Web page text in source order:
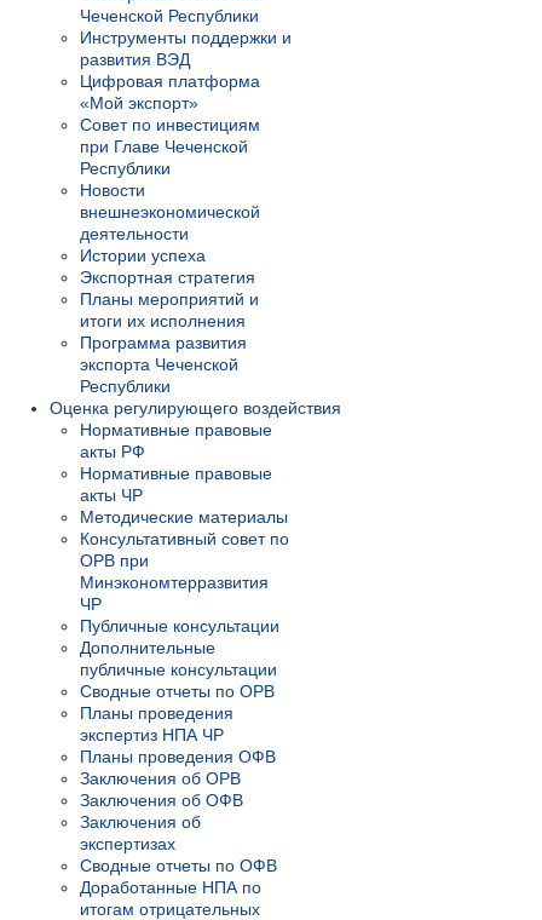
Чеченской Республики
Инструменты поддержки и
развития ВЭД
Цифровая платформа
«Мой экспорт»
Совет по инвестициям
при Главе Чеченской
Республики
Новости
внешнеэкономической
деятельности
Истории успеха
Экспортная стратегия
Планы мероприятий и
итоги их исполнения
Программа развития
экспорта Чеченской
Республики
Оценка регулирующего воздействия
Нормативные правовые
акты РФ
Нормативные правовые
акты ЧР
Методические материалы
Консультативный совет по
ОРВ при
Минэкономтерразвития
ЧР
Публичные консультации
Дополнительные
публичные консультации
Сводные отчеты по ОРВ
Планы проведения
экспертиз НПА ЧР
Планы проведения ОФВ
Заключения об ОРВ
Заключения об ОФВ
Заключения об
экспертизах
Сводные отчеты по ОФВ
Доработанные НПА по
итогам отрицательных